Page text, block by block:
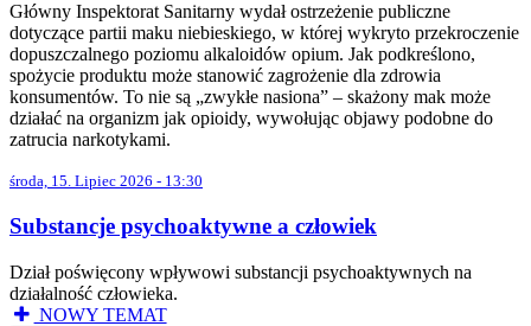
Główny Inspektorat Sanitarny wydał ostrzeżenie publiczne
dotyczące partii maku niebieskiego, w której wykryto przekroczenie
dopuszczalnego poziomu alkaloidów opium. Jak podkreślono,
spożycie produktu może stanowić zagrożenie dla zdrowia
konsumentów. To nie są „zwykłe nasiona” – skażony mak może
działać na organizm jak opioidy, wywołując objawy podobne do
zatrucia narkotykami.
środa, 15. Lipiec 2026 - 13:30
Substancje psychoaktywne a człowiek
Dział poświęcony wpływowi substancji psychoaktywnych na
działalność człowieka.
NOWY TEMAT